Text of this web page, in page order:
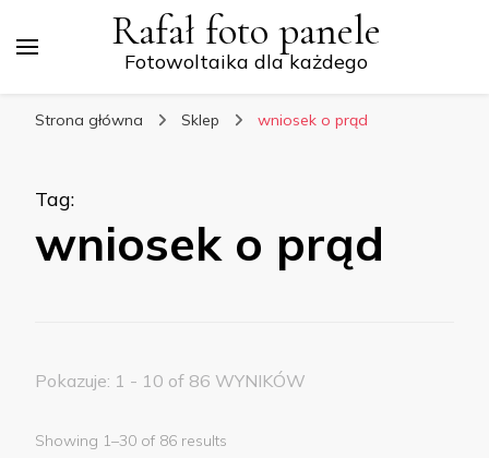
Rafał foto panele
Fotowoltaika dla każdego
Strona główna Sklep wniosek o prąd
Tag:
wniosek o prąd
Pokazuje: 1 - 10 of 86 WYNIKÓW
Showing 1–30 of 86 results